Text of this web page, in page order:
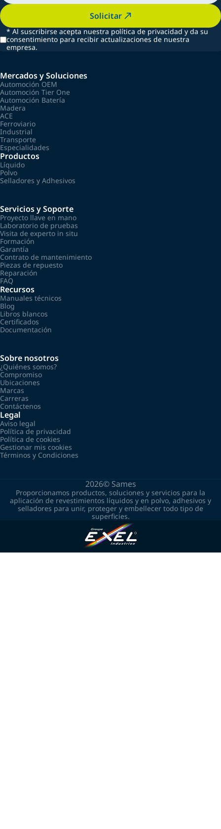
Solicitar
* Al suscribirse acepta nuestra política de privacidad y da su
consentimiento para recibir actualizaciones de nuestra
empresa.
Mercados y Soluciones
Automoción OEM
Automoción Tier One
Automoción Batería
Madera
ACE
Ferroviario
Industrial
Transporte
Especialidades
Productos
Líquido
Polvo
Selladores y Adhesivos
Servicios y Soporte
Proyecto llave en mano
Laboratorio de pruebas
Visita de experto in situ
Formación
Garantía
Contrato de mantenimiento
Piezas de repuesto
Reparación
FAQ
Recursos
Manuales técnicos
Blog
Libros blancos
Certificados
Documentación
Sobre nosotros
¿Quiénes somos?
Compromiso
Ubicaciones
Marcas
Carreras
Contáctenos
Legal
Aviso legal
Política de privacidad
Política de cookies
Gestionar mis cookies
Términos y Condiciones
2026© Sames
Proporcionamos productos, soluciones y servicios para la
aplicación de revestimientos líquidos y en polvo, adhesivos y
selladores para unir, proteger y embellecer todo tipo de
superficies.